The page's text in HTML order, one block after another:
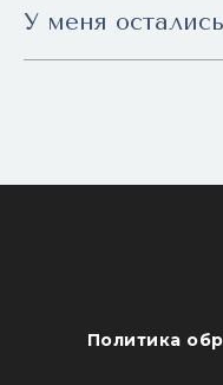
У меня
Политика